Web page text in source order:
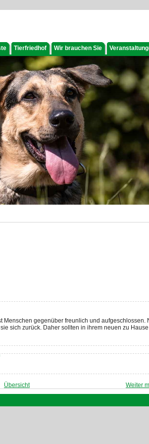
Tierfriedhof Wir brauchen Sie
Menschen gegenüber freunlich und aufgeschlossen.
sich zurück. Daher sollten in ihrem neuen zu Hause
Übersicht Weiter